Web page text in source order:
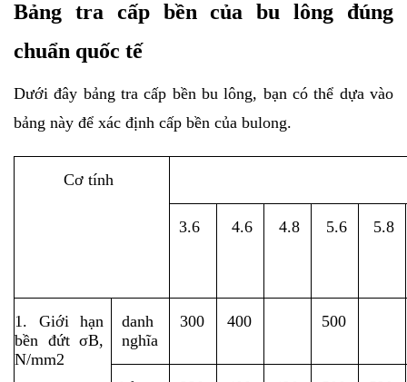
Bảng tra cấp bền của bu lông đúng
chuẩn quốc tế
Dưới đây bảng tra cấp bền bu lông, bạn có thể dựa vào
bảng này để xác định cấp bền của bulong.
Cơ tính
3.6 4.6 4.8 5.6 5.8
1. Giới hạn
bền đứt σB,
N/mm2
danh
nghĩa
300 400 500